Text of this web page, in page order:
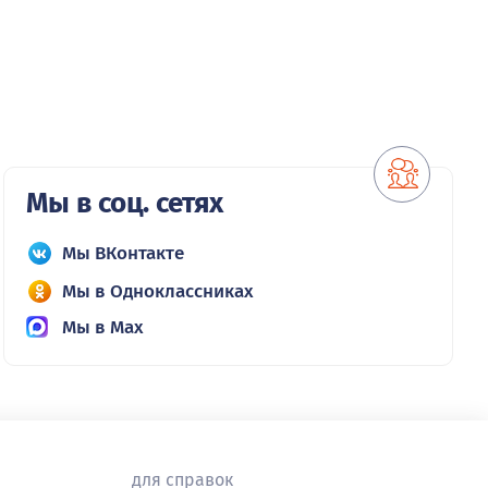
Мы в соц. сетях
Мы ВКонтакте
Мы в Одноклассниках
Мы в Max
для справок